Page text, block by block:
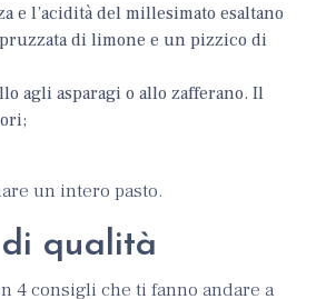
e l’acidità del millesimato esaltano
di limone e un pizzico di
agli asparagi o allo zafferano. Il
un intero pasto.
di qualità
4 consigli che ti fanno andare a